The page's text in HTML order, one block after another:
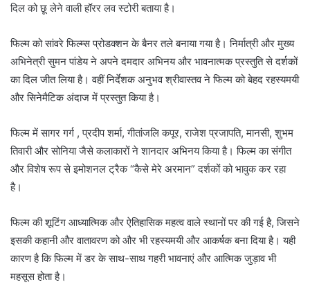
दिल को छू लेने वाली हॉरर लव स्टोरी बताया है।
फिल्म को सांवरे फिल्म्स प्रोडक्शन के बैनर तले बनाया गया है। निर्मात्री और मुख्य
अभिनेत्री सुमन पांडेय ने अपने दमदार अभिनय और भावनात्मक प्रस्तुति से दर्शकों
का दिल जीत लिया है। वहीं निर्देशक अनुभव श्रीवास्तव ने फिल्म को बेहद रहस्यमयी
और सिनेमैटिक अंदाज में प्रस्तुत किया है।
फिल्म में सागर गर्ग , प्रदीप शर्मा, गीतांजलि कपूर, राजेश प्रजापति, मानसी, शुभम
तिवारी और सोनिया जैसे कलाकारों ने शानदार अभिनय किया है। फिल्म का संगीत
और विशेष रूप से इमोशनल ट्रैक “कैसे मेरे अरमान” दर्शकों को भावुक कर रहा
है।
फिल्म की शूटिंग आध्यात्मिक और ऐतिहासिक महत्व वाले स्थानों पर की गई है, जिसने
इसकी कहानी और वातावरण को और भी रहस्यमयी और आकर्षक बना दिया है। यही
कारण है कि फिल्म में डर के साथ-साथ गहरी भावनाएं और आत्मिक जुड़ाव भी
महसूस होता है।